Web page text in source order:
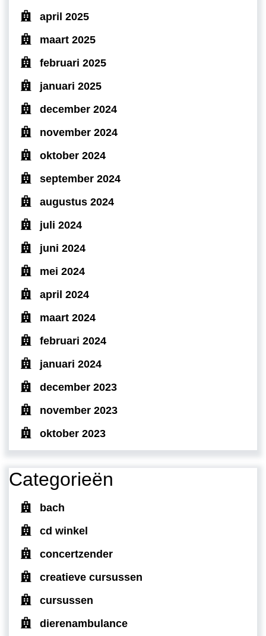
april 2025
maart 2025
februari 2025
januari 2025
december 2024
november 2024
oktober 2024
september 2024
augustus 2024
juli 2024
juni 2024
mei 2024
april 2024
maart 2024
februari 2024
januari 2024
december 2023
november 2023
oktober 2023
Categorieën
bach
cd winkel
concertzender
creatieve cursussen
cursussen
dierenambulance